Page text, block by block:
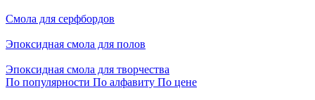
Смола для серфбордов
Эпоксидная смола для полов
Эпоксидная смола для творчества
По популярности По алфавиту По цене